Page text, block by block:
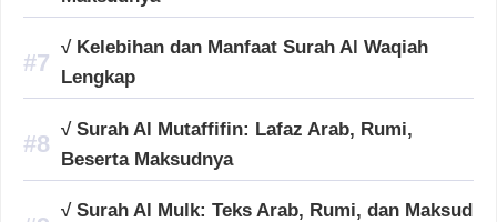
√ Kelebihan dan Manfaat Surah Al Waqiah
Lengkap
√ Surah Al Mutaffifin: Lafaz Arab, Rumi,
Beserta Maksudnya
√ Surah Al Mulk: Teks Arab, Rumi, dan Maksud